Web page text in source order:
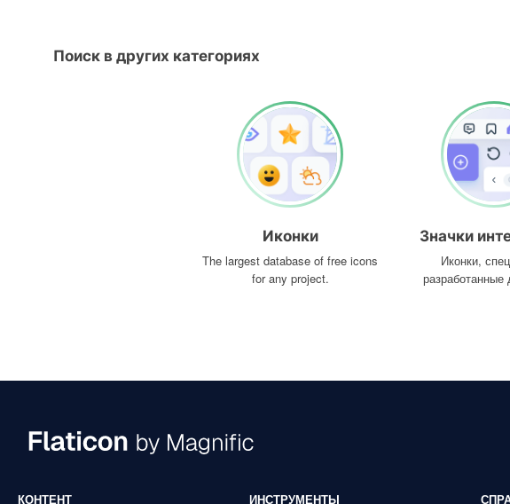
Поиск в других категориях
Иконки
The largest database of free icons
for any project.
Значки
Иконки,
КОНТЕНТ ИНСТРУМЕНТЫ